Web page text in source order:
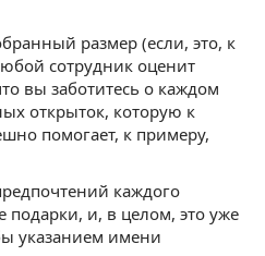
размер (если, это, к
сотрудник оценит
вы заботитесь о каждом
открыток, которую к
помогает, к примеру,
каждого
подарки, и, в целом, это уже
указанием имени